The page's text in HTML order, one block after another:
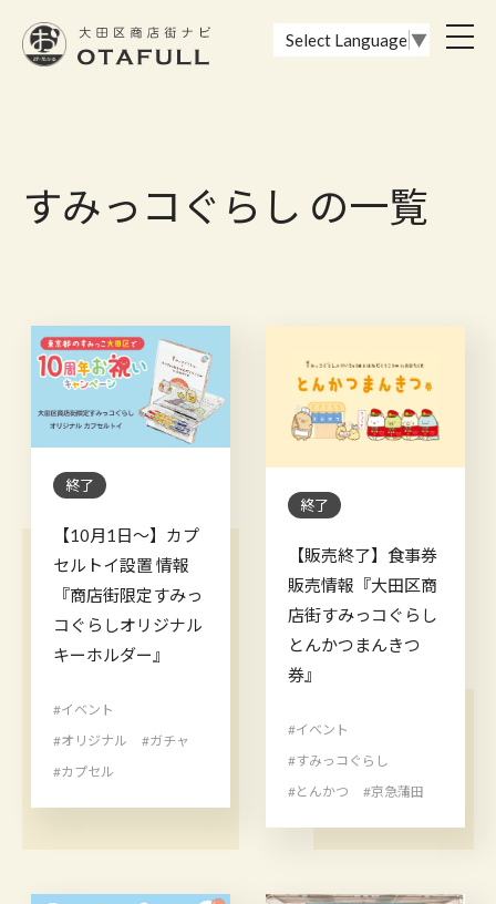
Select Language ▼
すみっコぐらし の一覧
終了
【10月1日～】カプ
セルトイ設置 情報
『商店街限定すみっ
コぐらしオリジナル
キーホルダー』
#イベント
#オリジナル
#ガチャ
#カプセル
終了
【販売終了】食事券
販売情報『大田区商
店街すみっコぐらし
とんかつまんきつ
券』
#イベント
#すみっコぐらし
#とんかつ
#京急蒲田